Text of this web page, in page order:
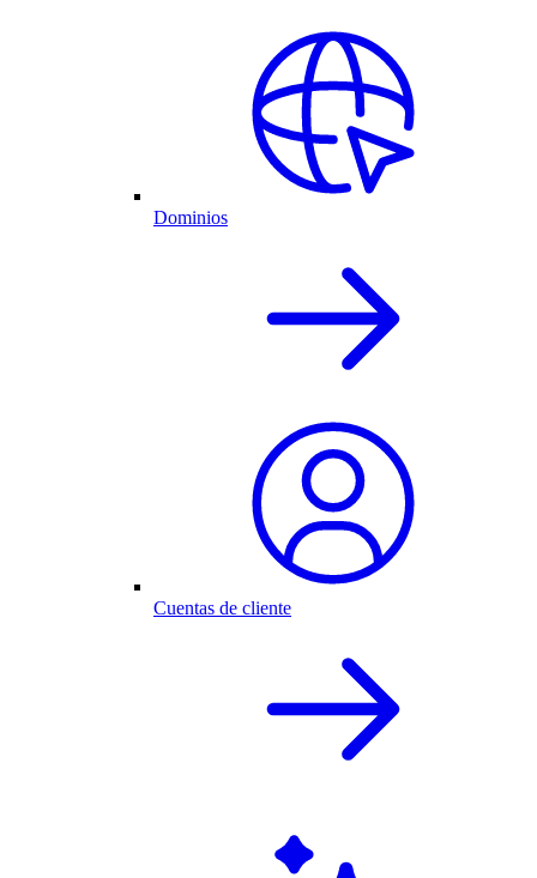
Dominios
Cuentas de cliente